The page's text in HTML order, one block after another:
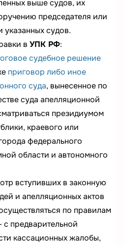
выше судов, их
председателя или
указанных судов.
в УПК РФ:
судебное решение
приговор либо иное
суда, вынесенное по
суда апелляционной
президиумом
краевого или
федерального
области и автономного
вступивших в законную
и апелляционных актов
по правилам
предварительной
кассационных жалобы,